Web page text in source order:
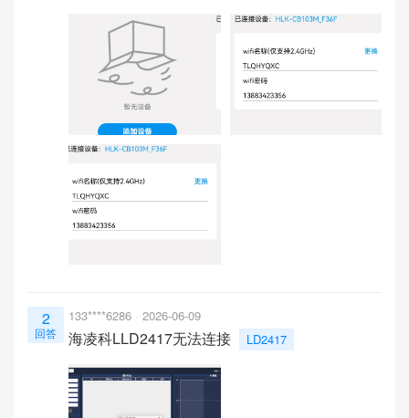
2
回答
133****6286 2026-06-09
海凌科LLD2417无法连接 LD2417